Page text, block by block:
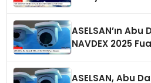
ASELSAN’ın Abu
NAVDEX 2025
ASELSAN, Abu